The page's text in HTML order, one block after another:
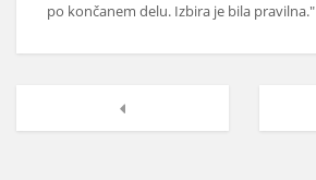
po končanem delu. Izbira je bila pravilna."
Naslednji